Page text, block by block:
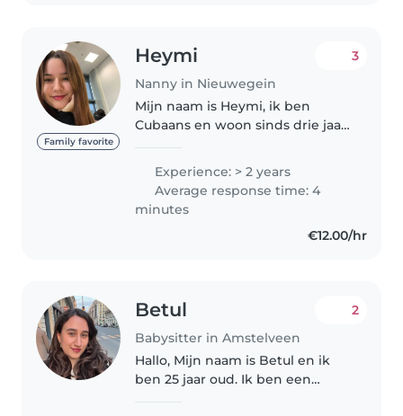
Family favorite
Heymi
Nanny in Nieuwegein
3
Mijn naam is Heymi, ik ben
Cubaans en woon sinds drie jaar
ga van maandag tot en met
vrijdag naar school en leer de
taal, ik hou van kinderen, ik heb..
Experience: > 2 years
Average response time: 4
minutes
€12.00/hr
Betul
Babysitter in Amstelveen
2
Hallo, Mijn naam is Betul en ik
ben 25 jaar oud. Ik ben een